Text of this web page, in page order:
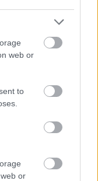
web or
to
or
Csatáry-Nagy